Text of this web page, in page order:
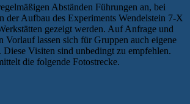
Abständen Führungen an, bei
der Aufbau des Experiments Wendelstein 7-X
gezeigt werden. Auf Anfrage und
Vorlauf lassen sich für Gruppen auch eigene
Diese Visiten sind unbedingt zu empfehlen.
die folgende Fotostrecke.